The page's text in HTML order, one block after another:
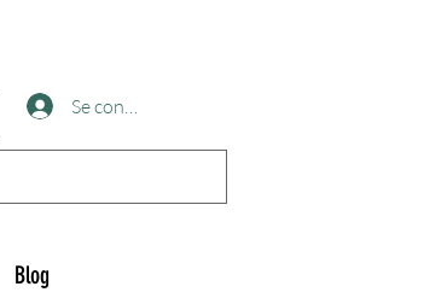
Se connecter
Blog